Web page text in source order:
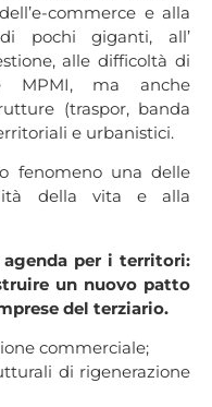
commerce e alla
pochi giganti, all’
alle difficoltà di
MPMI, ma anche
(traspor, banda
e urbanistici.
fenomeno una delle
della vita e alla
agenda per i territori:
un nuovo patto
del terziario.
commerciale;
di rigenerazione